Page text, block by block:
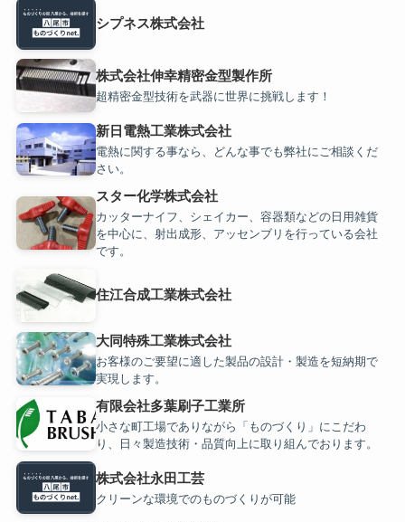
シプネス株式会社
株式会社伸幸精密金型製作所
超精密金型技術を武器に世界に挑戦します！
新日電熱工業株式会社
電熱に関する事なら、どんな事でも弊社にご相談くだ
さい。
スター化学株式会社
カッターナイフ、シェイカー、容器類などの日用雑貨
を中心に、射出成形、アッセンブリを行っている会社
です。
住江合成工業株式会社
大同特殊工業株式会社
お客様のご要望に適した製品の設計・製造を短納期で
実現します。
有限会社多葉刷子工業所
小さな町工場でありながら「ものづくり」にこだわ
り、日々製造技術・品質向上に取り組んでおります。
株式会社永田工芸
クリーンな環境でのものづくりが可能